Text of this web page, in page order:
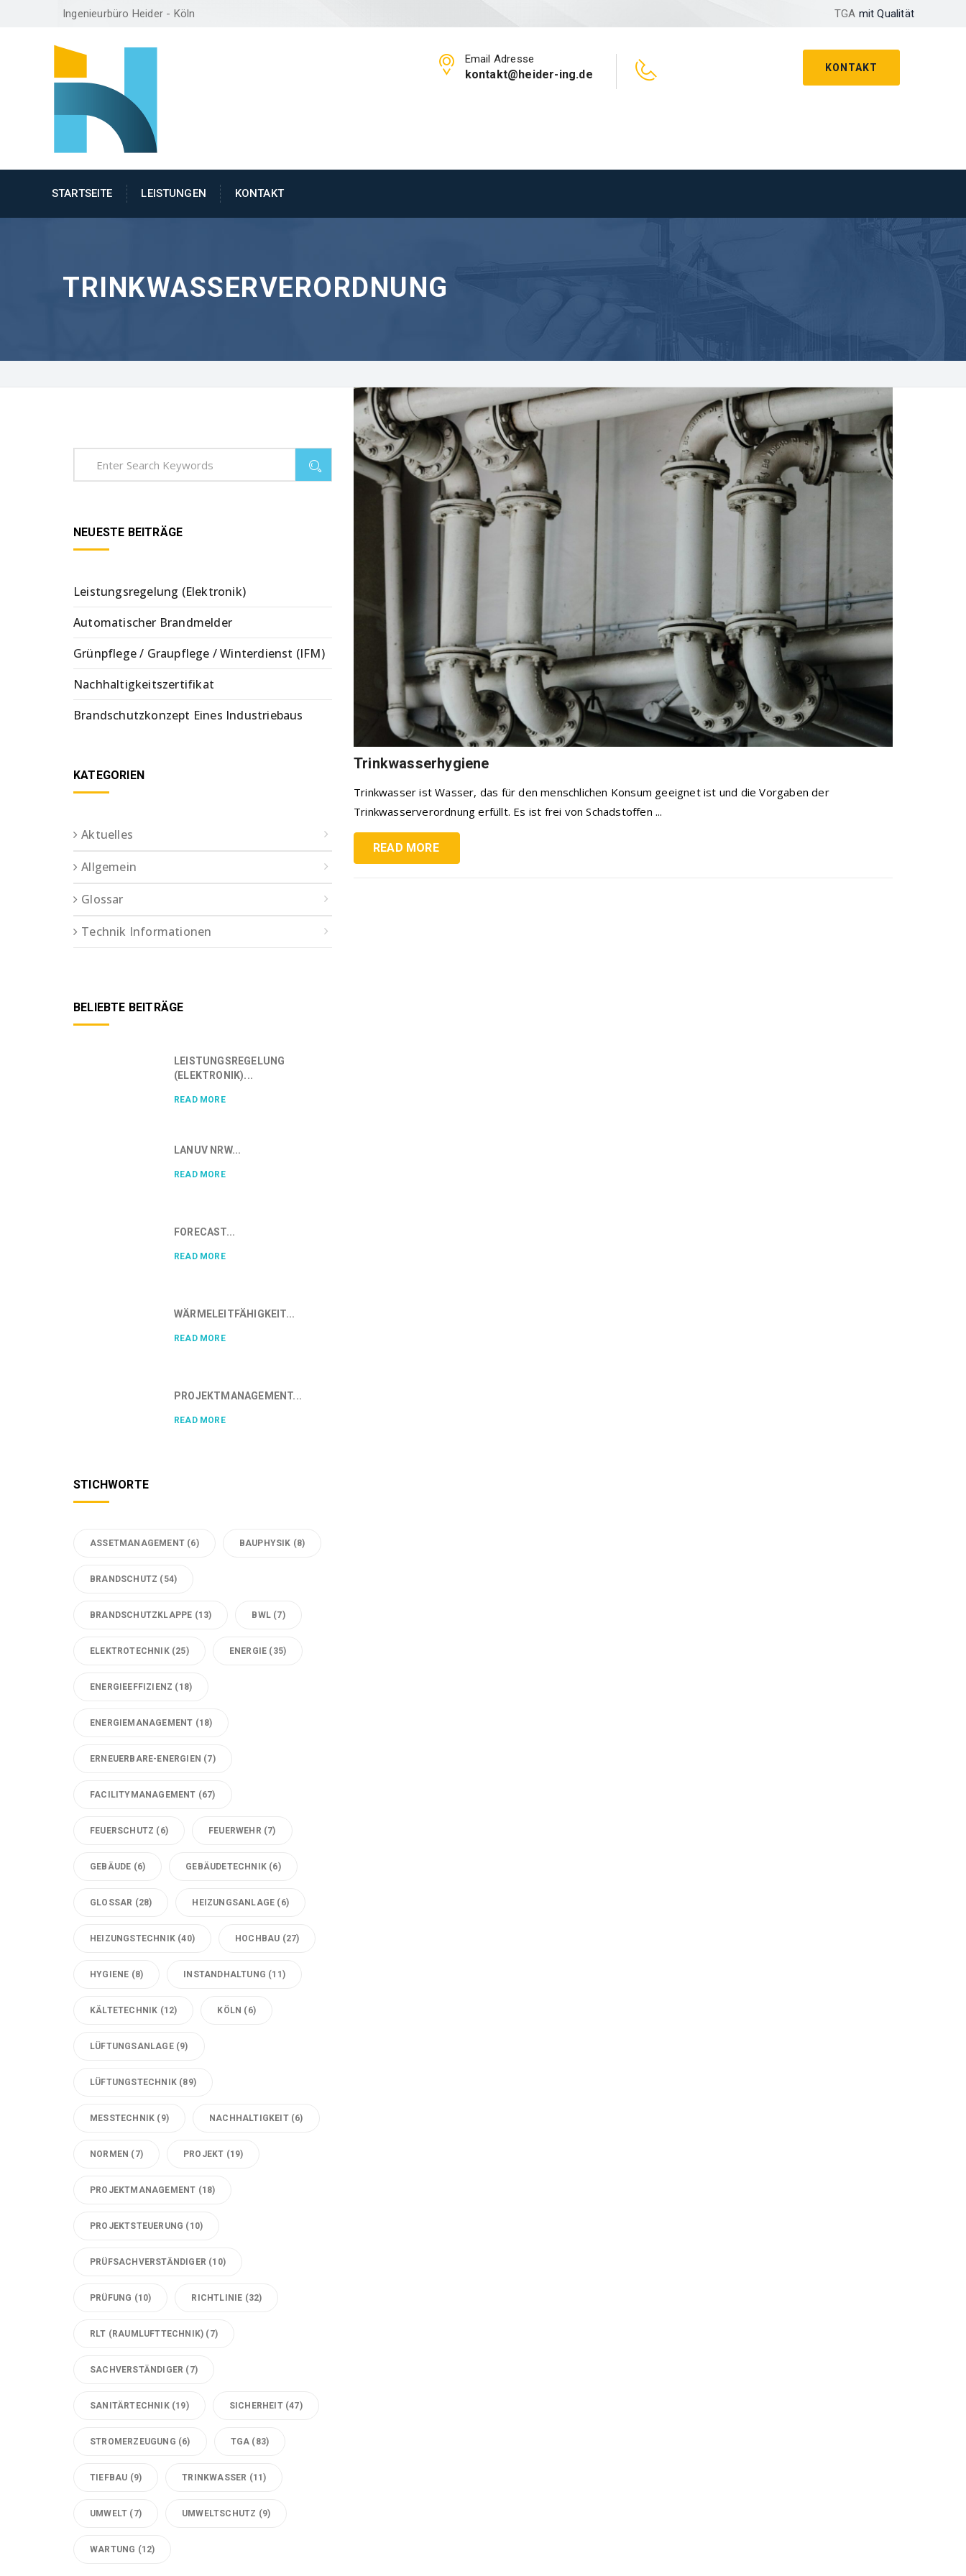
Ingenieurbüro Heider - Köln TGA mit Qualität
KONTAKT
Email Adresse
kontakt@heider-ing.de
STARTSEITE LEISTUNGEN KONTAKT
TRINKWASSERVERORDNUNG
Trinkwasserhygiene
Trinkwasser ist Wasser, das für den menschlichen Konsum geeignet ist und die Vorgaben der
Trinkwasserverordnung erfüllt. Es ist frei von Schadstoffen ...
READ MORE
NEUESTE BEITRÄGE
Leistungsregelung (Elektronik)
Automatischer Brandmelder
Grünpflege / Graupflege / Winterdienst (IFM)
Nachhaltigkeitszertifikat
Brandschutzkonzept Eines Industriebaus
KATEGORIEN
Aktuelles
Allgemein
Glossar
Technik Informationen
BELIEBTE BEITRÄGE
LEISTUNGSREGELUNG
(ELEKTRONIK)...
READ MORE
LANUV NRW...
READ MORE
FORECAST...
READ MORE
WÄRMELEITFÄHIGKEIT...
READ MORE
PROJEKTMANAGEMENT...
READ MORE
STICHWORTE
ASSETMANAGEMENT (6) BAUPHYSIK (8)
BRANDSCHUTZ (54)
BRANDSCHUTZKLAPPE (13) BWL (7)
ELEKTROTECHNIK(25) ENERGIE (35)
ENERGIEEFFIZIENZ (18)
ENERGIEMANAGEMENT (18)
ERNEUERBARE-ENERGIEN (7)
FACILITYMANAGEMENT (67)
FEUERSCHUTZ (6) FEUERWEHR (7)
GEBÄUDE (6) GEBÄUDETECHNIK (6)
GLOSSAR (28) HEIZUNGSANLAGE (6)
HEIZUNGSTECHNIK (40) HOCHBAU (27)
HYGIENE (8) INSTANDHALTUNG (11)
KÄLTETECHNIK (12) KÖLN (6)
LÜFTUNGSANLAGE(9)
LÜFTUNGSTECHNIK (89)
MESSTECHNIK (9) NACHHALTIGKEIT(6)
NORMEN (7) PROJEKT (19)
PROJEKTMANAGEMENT (18)
PROJEKTSTEUERUNG (10)
PRÜFSACHVERSTÄNDIGER (10)
PRÜFUNG (10) RICHTLINIE (32)
RLT (RAUMLUFTTECHNIK) (7)
SACHVERSTÄNDIGER (7)
SANITÄRTECHNIK(19) SICHERHEIT(47)
STROMERZEUGUNG (6) TGA (83)
TIEFBAU (9) TRINKWASSER (11)
UMWELT (7) UMWELTSCHUTZ (9)
WARTUNG (12)